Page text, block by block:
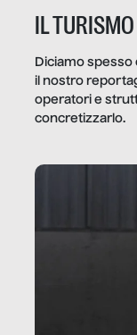
IL
Diciamo spesso
il nostro
operatori e
concretizzarlo.